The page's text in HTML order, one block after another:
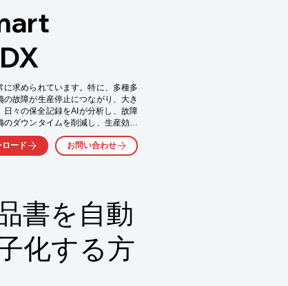
求められています。特に、多種多
故障が生産停止につながり、大き
々の保全記録をAIが分析し、故障
ダウンタイムを削減し、生産効率
ロード お問い合わせ
書を自動
化する方